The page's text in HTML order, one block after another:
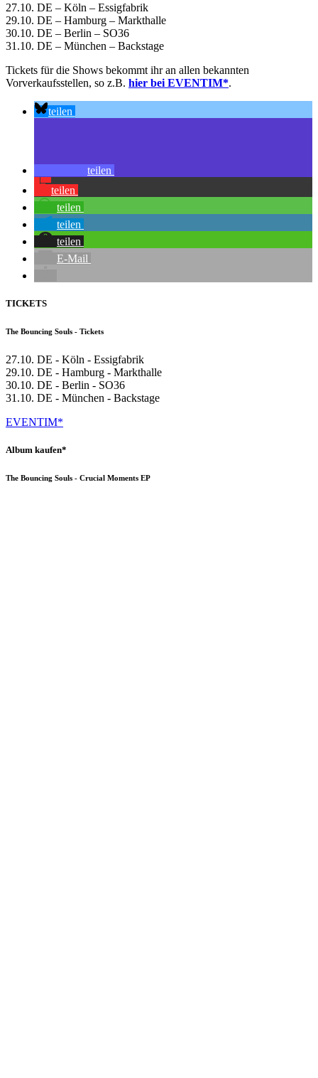
27.10. DE – Köln – Essigfabrik
29.10. DE – Hamburg – Markthalle
30.10. DE – Berlin – SO36
31.10. DE – München – Backstage
Tickets für die Shows bekommt ihr an allen bekannten
Vorverkaufsstellen, so z.B. hier bei EVENTIM*.
teilen
teilen
teilen
teilen
teilen
teilen
E-Mail
TICKETS
The Bouncing Souls - Tickets
27.10. DE - Köln - Essigfabrik
29.10. DE - Hamburg - Markthalle
30.10. DE - Berlin - SO36
31.10. DE - München - Backstage
EVENTIM*
Album kaufen*
The Bouncing Souls - Crucial Moments EP